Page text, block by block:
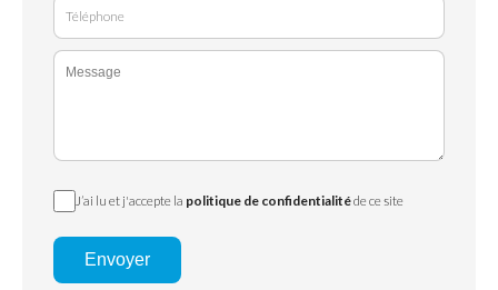
J’ai lu et j'accepte la politique de confidentialitéde ce site
Envoyer